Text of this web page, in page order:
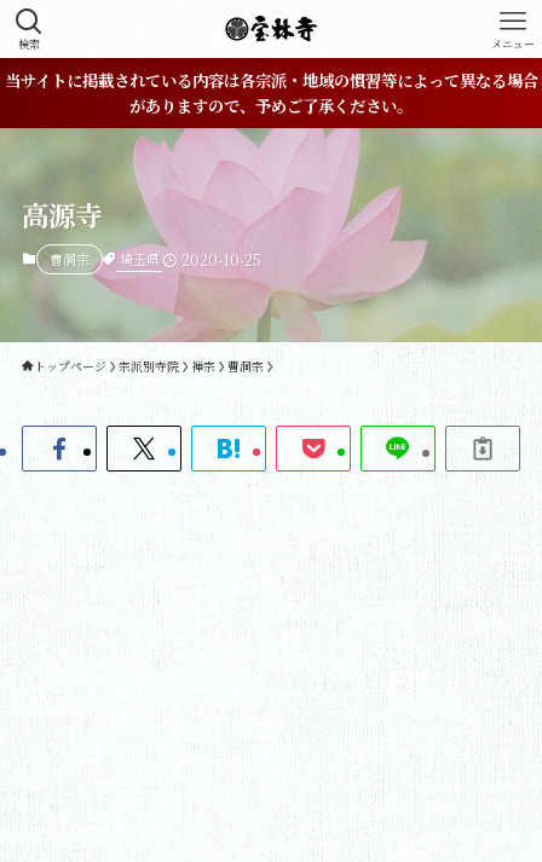
検索 メニュー
当サイトに掲載されている内容は各宗派・地域の慣習等によって異なる場合
がありますので、予めご了承ください。
高源寺
曹洞宗 埼玉県 2020-10-25
トップページ 宗派別寺院 禅宗 曹洞宗